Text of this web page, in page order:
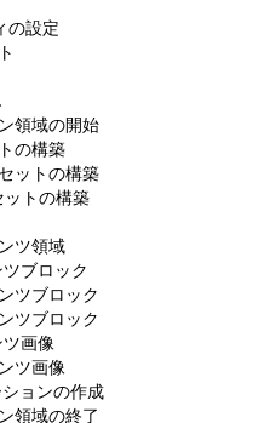
の設定
領域の開始
の構築
ットの構築
ットの構築
ツ領域
ブロック
ツブロック
ツブロック
画像
ツ画像
ョンの作成
領域の終了